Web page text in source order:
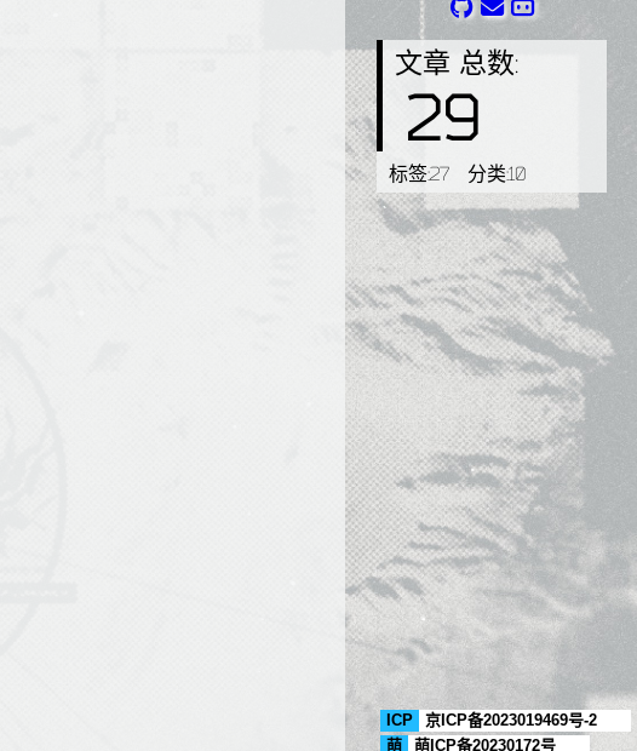
文章 总数:
29
标签:27 分类:10
ICP
京ICP备2023019469号-2
萌
萌ICP备20230172号